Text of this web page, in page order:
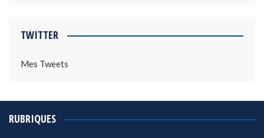
TWITTER
Mes Tweets
RUBRIQUES